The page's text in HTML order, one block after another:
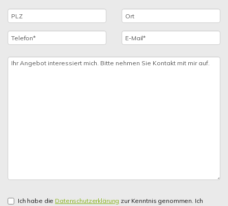
Ich habe die Datenschutzerklärung zur Kenntnis genommen. Ich